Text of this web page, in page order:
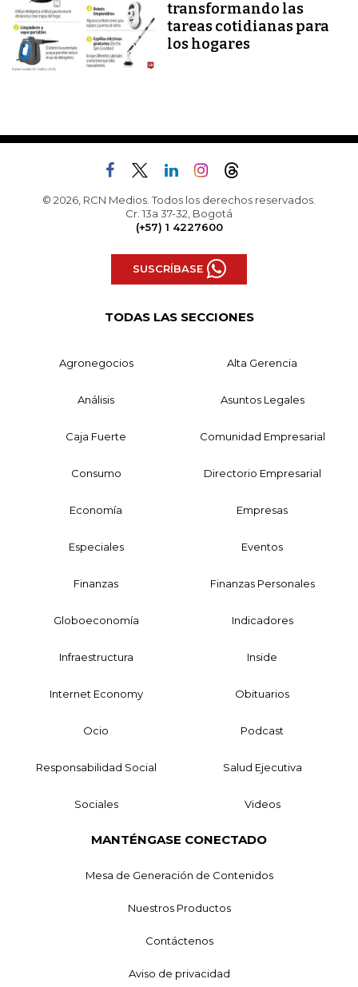
transformando las
tareas cotidianas para
los hogares
© 2026, RCN Medios. Todos los derechos reservados.
Cr. 13a 37-32, Bogotá
(+57) 1 4227600
SUSCRÍBASE
TODAS LAS SECCIONES
Agronegocios Alta Gerencia
Análisis Asuntos Legales
Caja Fuerte Comunidad Empresarial
Consumo Directorio Empresarial
Economía Empresas
Especiales Eventos
Finanzas Finanzas Personales
Globoeconomía Indicadores
Infraestructura Inside
Internet Economy Obituarios
Ocio Podcast
Responsabilidad Social Salud Ejecutiva
Sociales Videos
MANTÉNGASE CONECTADO
Mesa de Generación de Contenidos
Nuestros Productos
Contáctenos
Aviso de privacidad